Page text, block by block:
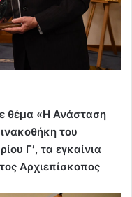
θέμα «Η Ανάσταση
του
Γ′, τα εγκαίνια
Αρχιεπίσκοπος